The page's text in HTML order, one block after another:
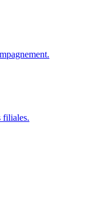
filiales.